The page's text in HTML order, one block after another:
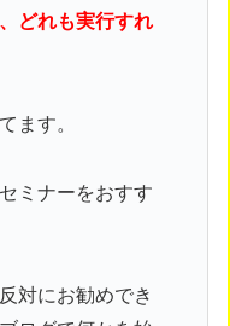
どれも実行すれ
ます。
ミナーをおすす
対にお勧めでき